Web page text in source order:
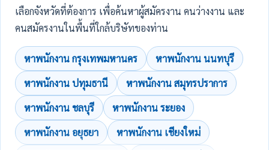
เลือกจังหวัดที่ต้องการ เพื่อค้นหาผู้สมัครงาน คนว่างงาน และ
คนสมัครงานในพื้นที่ใกล้บริษัทของท่าน
หาพนักงาน กรุงเทพมหานคร
หาพนักงาน นนทบุรี
หาพนักงาน ปทุมธานี
หาพนักงาน สมุทรปราการ
หาพนักงาน ชลบุรี
หาพนักงาน ระยอง
หาพนักงาน อยุธยา
หาพนักงาน เชียงใหม่